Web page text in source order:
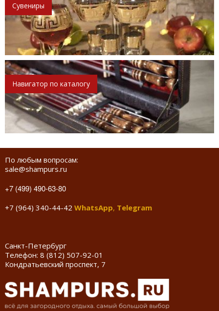
Сувениры
Навигатор по каталогу
По любым вопросам:
sale@shampurs.ru
+7 (499) 490-63-80
+7 (964) 340-44-42 WhatsApp, Telegram
Санкт-Петербург
Телефон: 8 (812) 507-92-01
Кондратьевский проспект, 7